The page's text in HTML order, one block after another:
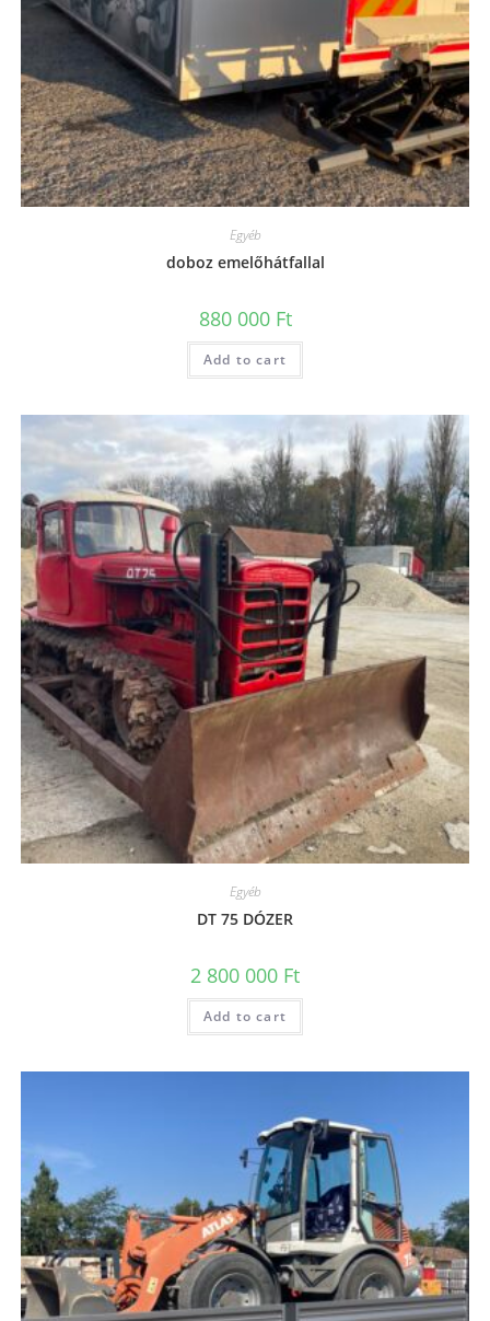
Egyéb
doboz emelőhátfallal
880 000 Ft
Add to cart
Egyéb
DT 75 DÓZER
2 800 000 Ft
Add to cart